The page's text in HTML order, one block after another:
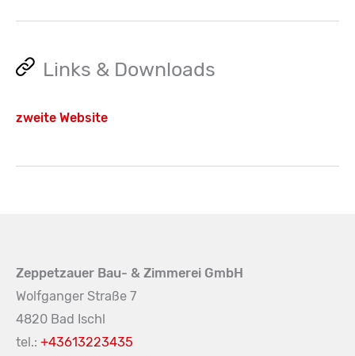
Links & Downloads
zweite Website
Zeppetzauer Bau- & Zimmerei GmbH
Wolfganger Straße 7
4820 Bad Ischl
tel.: +43613223435